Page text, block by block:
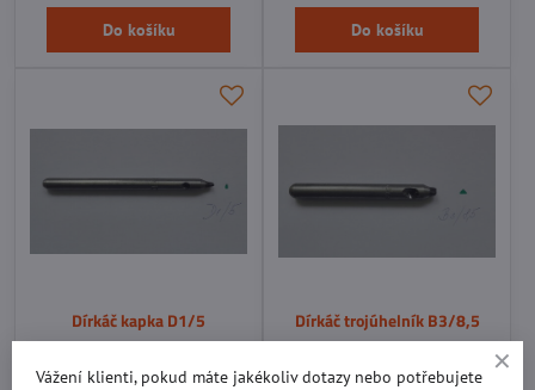
Do košíku Do košíku
Dírkáč kapka D1/5
Skladem
263,780 Kč
Dírkáč trojúhelník B3/8,5
Skladem
263,780 Kč
Vážení klienti, pokud máte jakékoliv dotazy nebo potřebujete